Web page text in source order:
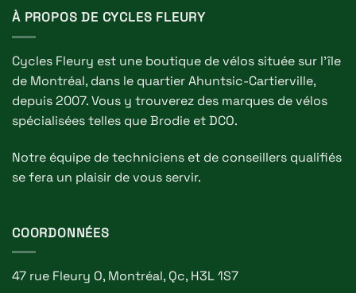
À PROPOS DE CYCLES FLEURY
Cycles Fleury est une boutique de vélos située sur l'île
de Montréal, dans le quartier Ahuntsic-Cartierville,
depuis 2007. Vous y trouverez des marques de vélos
spécialisées telles que Brodie et DCO.
Notre équipe de techniciens et de conseillers qualifiés
se fera un plaisir de vous servir.
COORDONNÉES
47 rue Fleury O, Montréal, Qc, H3L 1S7